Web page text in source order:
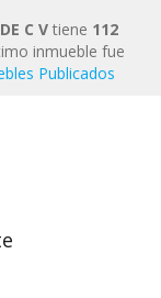
C V tiene 112
inmueble fue
Publicados